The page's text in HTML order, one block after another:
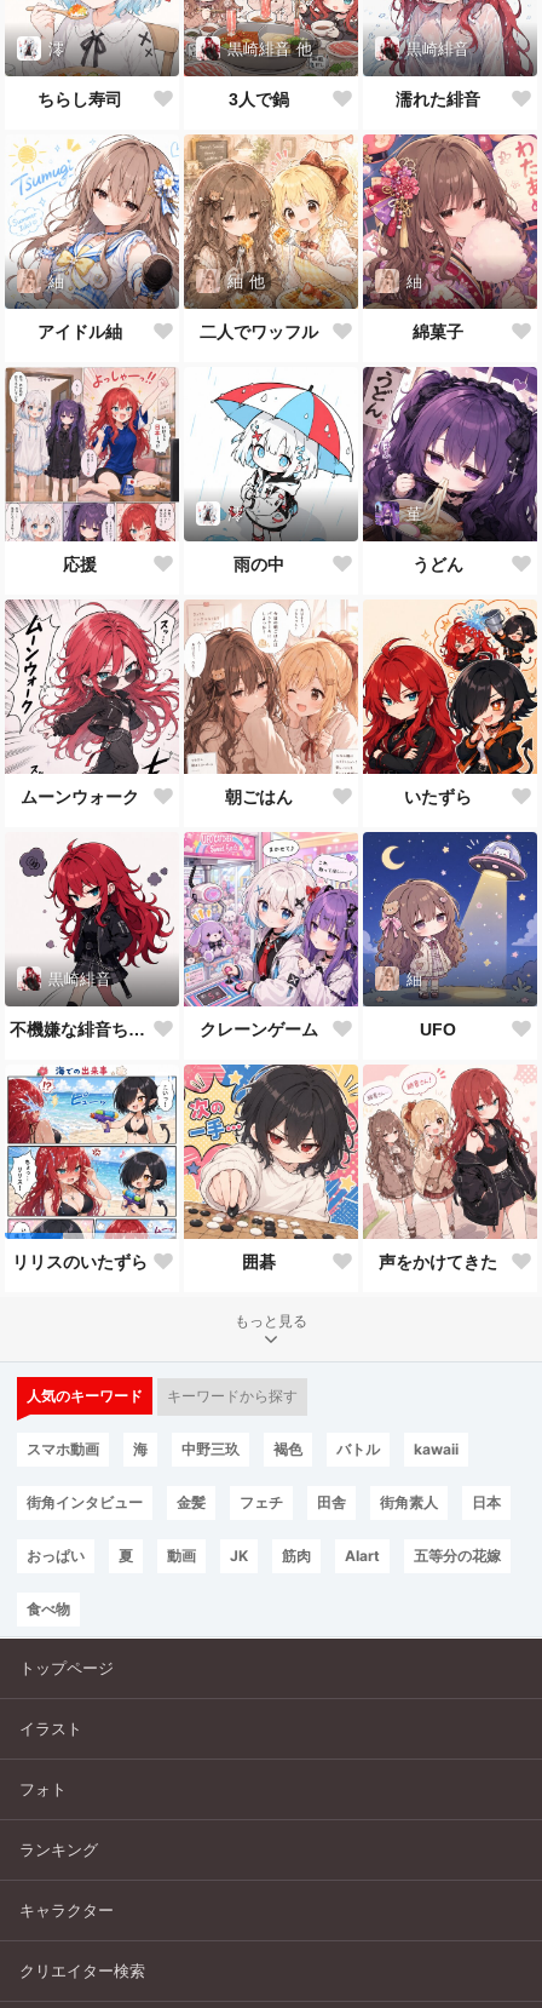
澪
ちらし寿司
黒崎緋音 他
3人で鍋
黒崎緋音
濡れた緋音
紬
アイドル紬
紬 他
二人でワッフル
紬
綿菓子
応援
澪
雨の中
菫
うどん
ムーンウォーク 朝ごはん いたずら
黒崎緋音
不機嫌な緋音ちゃん クレーンゲーム
紬
UFO
リリスのいたずら 囲碁 声をかけてきた
もっと見る
人気のキーワード キーワードから探す
スマホ動画 海 中野三玖 褐色 バトル kawaii
街角インタビュー 金髪 フェチ 田舎 街角素人 日本
おっぱい 夏 動画 JK 筋肉 AIart 五等分の花嫁
食べ物
トップページ
イラスト
フォト
ランキング
キャラクター
クリエイター検索